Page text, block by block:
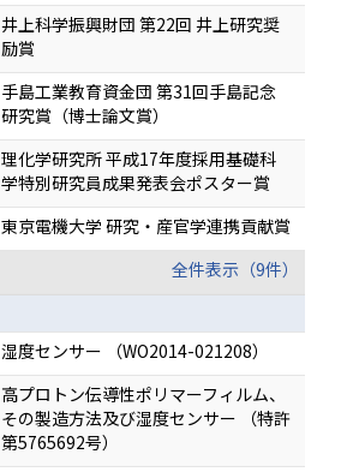
井上科学振興財団 第22回 井上研究奨
励賞
手島工業教育資金団 第31回手島記念
研究賞（博士論文賞）
理化学研究所 平成17年度採用基礎科
学特別研究員成果発表会ポスター賞
東京電機大学 研究・産官学連携貢献賞
全件表示（9件）
湿度センサー （WO2014-021208）
高プロトン伝導性ポリマーフィルム、
その製造方法及び湿度センサー （特許
第5765692号）